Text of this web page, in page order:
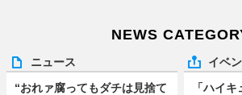
NEWS
ニュース
“おれァ腐ってもダチは見捨て
イベ
「ハイ